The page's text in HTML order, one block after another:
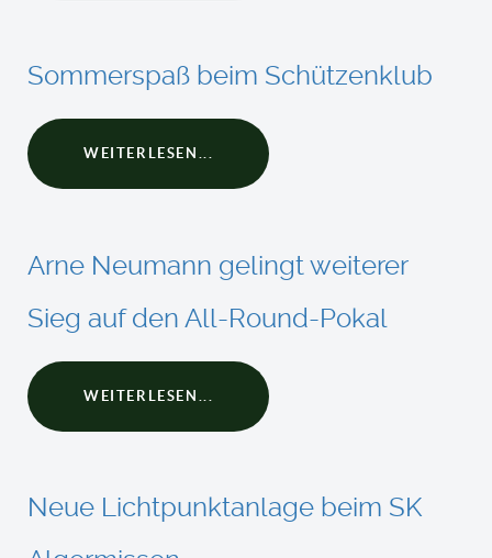
Sommerspaß beim Schützenklub
WEITERLESEN...
Arne Neumann gelingt weiterer
Sieg auf den All-Round-Pokal
WEITERLESEN...
Neue Lichtpunktanlage beim SK